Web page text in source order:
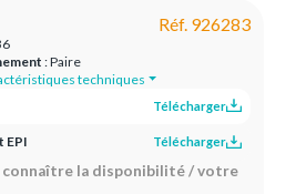
Réf. 926283
: Paire
techniques
Télécharger
EPI Télécharger
connaître la disponibilité / votre